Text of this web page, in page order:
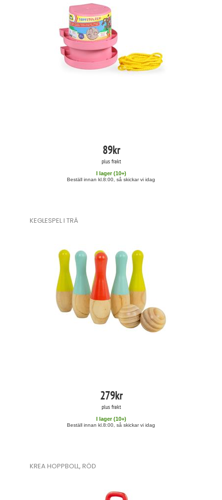
89kr
plus frakt
I lager (10+)
Beställ innan kl.8:00, så skickar vi idag
KEGLESPEL I TRÄ
279kr
plus frakt
I lager (10+)
Beställ innan kl.8:00, så skickar vi idag
KREA HOPPBOLL, RÖD